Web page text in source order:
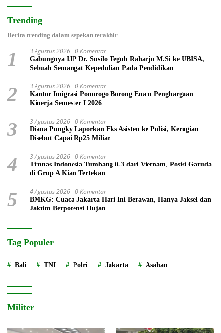
Trending
Berita trending dalam sepekan terakhir
1 3 Agustus 2026 0 Komentar
Gabungnya IJP Dr. Susilo Teguh Raharjo M.Si ke UBISA,
Sebuah Semangat Kepedulian Pada Pendidikan
2 3 Agustus 2026 0 Komentar
Kantor Imigrasi Ponorogo Borong Enam Penghargaan
Kinerja Semester I 2026
3 3 Agustus 2026 0 Komentar
Diana Pungky Laporkan Eks Asisten ke Polisi, Kerugian
Disebut Capai Rp25 Miliar
4 3 Agustus 2026 0 Komentar
Timnas Indonesia Tumbang 0-3 dari Vietnam, Posisi Garuda
di Grup A Kian Tertekan
5 4 Agustus 2026 0 Komentar
BMKG: Cuaca Jakarta Hari Ini Berawan, Hanya Jaksel dan
Jaktim Berpotensi Hujan
Tag Populer
Bali TNI Polri Jakarta Asahan
Militer